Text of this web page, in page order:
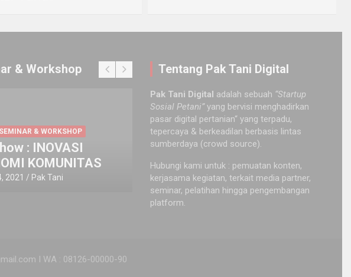
Suatu Kajian
Terpadu
Pak Tani
INSPIRASI OPINI
PERKEBUNAN
REVIEW BUKU
[Review Buku] 29 Teknik
Urban Farming
February 8, 2025 Novita Awalia Rahmah
& Workshop
GOES TO CAMPUS
& WORKSHOP
Pak Tani
INFO SEMINAR & WORKSHOP
Workshop Digitalisasi
Pertanian
July 9, 2021 Pak Tani
Tentang Pak Tani Digital
Pak Tani Digital adalah sebuah “Startup
Sosial Petani”yang bervisi menghadirkan
pasar digital pertanian“ yang terpadu,
tepercaya & berkeadilan berbasis lintas
sumberdaya (crowd source).
Hubungi kami untuk : pemuatan konten,
kerjasama kegiatan, terkait media partner,
seminar, pelatihan hingga pengembangan
platform.
I WA : 08126-00000-90